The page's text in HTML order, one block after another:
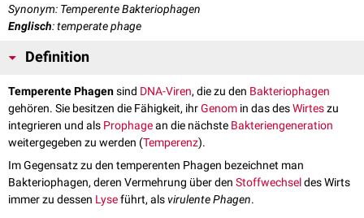
Synonym: Temperente Bakteriophagen
Englisch: temperate phage
Definition
Temperente Phagensind DNA-Viren, die zu den Bakteriophagen
gehören. Sie besitzen die Fähigkeit, ihrGenom in das desWirteszu
integrieren und als Prophagean die nächste Bakteriengeneration
weitergegeben zu werden (Temperenz).
Im Gegensatz zu den temperenten Phagen bezeichnet man
Bakteriophagen, deren Vermehrung über den Stoffwechseldes Wirts
immer zu dessen Lyseführt, als virulente Phagen.